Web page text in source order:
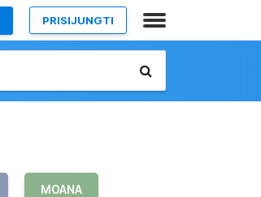
PRISIJUNGTI
MOANA